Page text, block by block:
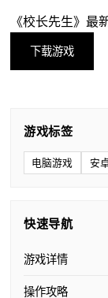
《校长先生》最
下载游戏
游戏标签
电脑游戏 安
快速导航
游戏详情
操作攻略